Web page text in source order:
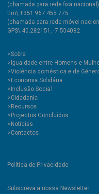
(chamada para rede fixa nacional)
tlm\ +351 967 455 775
(chamada para rede móvel
GPS\ 40.282151, -7.504082
>Sobre
>Igualdade entre Homens e
>Violência doméstica e de
>Economia Solidária
>Inclusão Social
>Cidadania
>Recursos
>Projectos Concluídos
>Notícias
>Contactos
Política de Privacidade
Subscreva a nossa Newsletter